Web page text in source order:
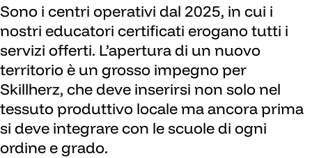
Sono i centri operativi dal 2025, in cui i
nostri educatori certificati erogano tutti i
servizi offerti. L’apertura di un nuovo
territorio è un grosso impegno per
Skillherz, che deve inserirsi non solo nel
tessuto produttivo locale ma ancora prima
si deve integrare con le scuole di ogni
ordine e grado.